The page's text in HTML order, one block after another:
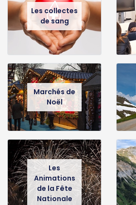
Les collectes
de sang
Marchés de
Noël
Les
Animations
de la Fête
Nationale